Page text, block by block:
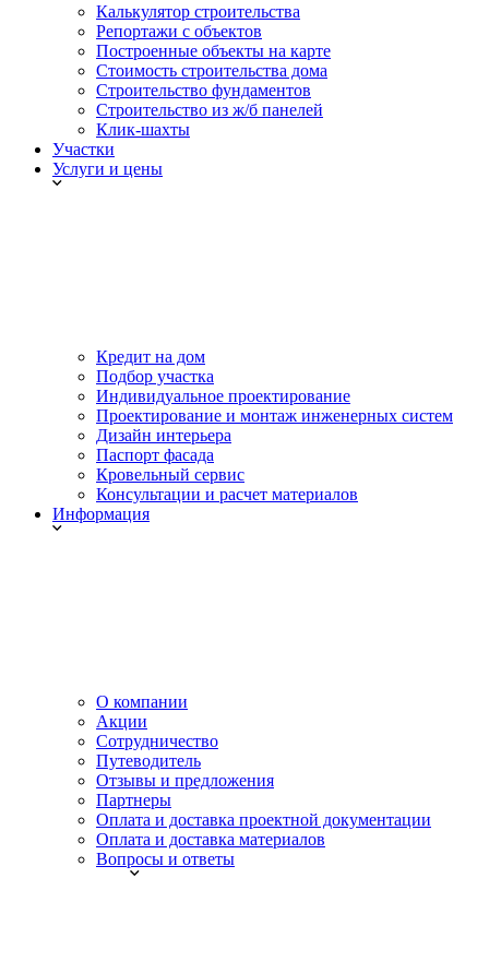
Калькулятор строительства
Репортажи с объектов
Построенные объекты на карте
Стоимость строительства дома
Строительство фундаментов
Строительство из ж/б панелей
Клик-шахты
Участки
Услуги и цены
Кредит на дом
Подбор участка
Индивидуальное проектирование
Проектирование и монтаж инженерных систем
Дизайн интерьера
Паспорт фасада
Кровельный сервис
Консультации и расчет материалов
Информация
О компании
Акции
Сотрудничество
Путеводитель
Отзывы и предложения
Партнеры
Оплата и доставка проектной документации
Оплата и доставка материалов
Вопросы и ответы